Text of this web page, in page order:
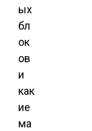
ых
бл
ок
ов
и
как
ие
ма